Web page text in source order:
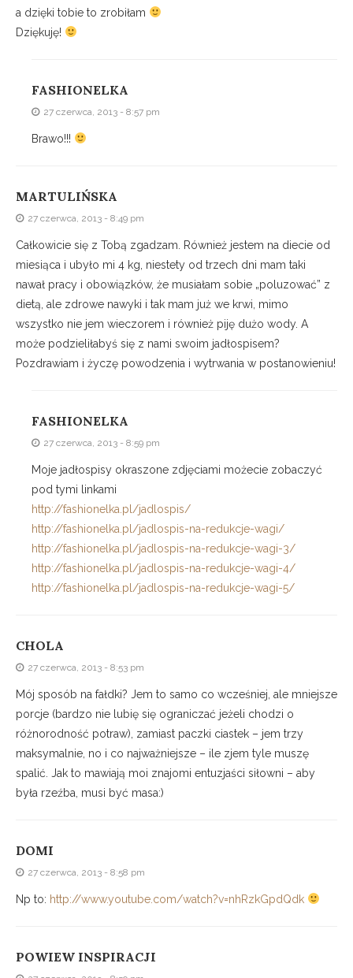
a dzięki tobie to zrobiłam
Dziękuję!
FASHIONELKA
27 czerwca, 2013 - 8:57 pm
Brawo!!!
MARTULIŃSKA
27 czerwca, 2013 - 8:49 pm
Całkowicie się z Tobą zgadzam. Również jestem na diecie od
miesiąca i ubyło mi 4 kg, niestety od trzech dni mam taki
nawał pracy i obowiązków, że musiałam sobie „poluzować” z
dietą, ale zdrowe nawyki i tak mam już we krwi, mimo
wszystko nie jem wieczorem i również piję dużo wody. A
może podzieliłabyś się z nami swoim jadłospisem?
Pozdrawiam i życzę powodzenia i wytrwania w postanowieniu!
FASHIONELKA
27 czerwca, 2013 - 8:59 pm
Moje jadłospisy okraszone zdjęciami możecie zobaczyć
pod tymi linkami
http://fashionelka.pl/jadlospis/
http://fashionelka.pl/jadlospis-na-redukcje-wagi/
http://fashionelka.pl/jadlospis-na-redukcje-wagi-3/
http://fashionelka.pl/jadlospis-na-redukcje-wagi-4/
http://fashionelka.pl/jadlospis-na-redukcje-wagi-5/
CHOLA
27 czerwca, 2013 - 8:53 pm
Mój sposób na fałdki? Jem to samo co wcześniej, ale mniejsze
porcje (bardzo nie lubię się ograniczać jeżeli chodzi o
różnorodność potraw), zamiast paczki ciastek – jem trzy
maksymalnie, no i co najważniejsze – ile zjem tyle muszę
spalić. Jak to mawiają moi znajomi entuzjaści siłowni – aby
była rzeźba, musi być masa:)
DOMI
27 czerwca, 2013 - 8:58 pm
Np to: http://www.youtube.com/watch?v=nhRzkGpdQdk
POWIEW INSPIRACJI